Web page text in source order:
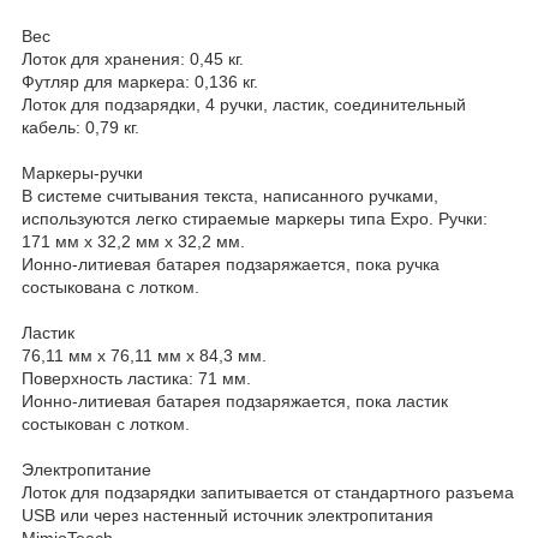
Вес
Лоток для хранения: 0,45 кг.
Футляр для маркера: 0,136 кг.
Лоток для подзарядки, 4 ручки, ластик, соединительный
кабель: 0,79 кг.
Маркеры-ручки
В системе считывания текста, написанного ручками,
используются легко стираемые маркеры типа Expo. Ручки:
171 мм x 32,2 мм x 32,2 мм.
Ионно-литиевая батарея подзаряжается, пока ручка
состыкована с лотком.
Ластик
76,11 мм x 76,11 мм x 84,3 мм.
Поверхность ластика: 71 мм.
Ионно-литиевая батарея подзаряжается, пока ластик
состыкован с лотком.
Электропитание
Лоток для подзарядки запитывается от стандартного разъема
USB или через настенный источник электропитания